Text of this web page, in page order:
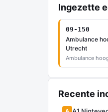
Ingezette
09-150
Ambulance
Utrecht
Ambulance
Recente